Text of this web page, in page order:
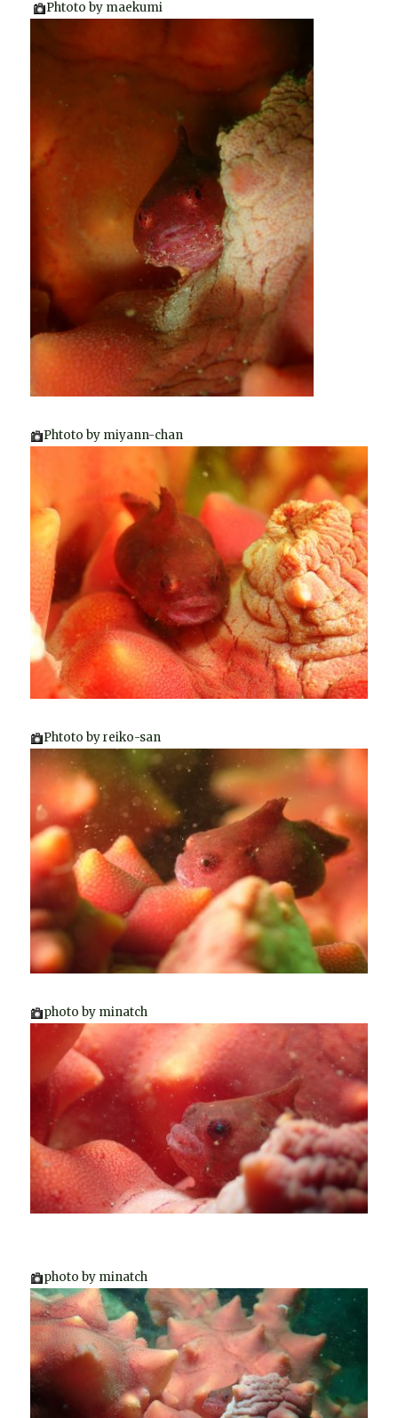
Phtoto by maekumi
Phtoto by miyann-chan
Phtoto by reiko-san
photo by minatch
photo by minatch